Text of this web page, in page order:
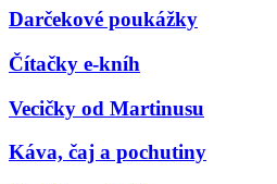
Darčekové poukážky
Čítačky e-kníh
Vecičky od Martinusu
Káva, čaj a pochutiny